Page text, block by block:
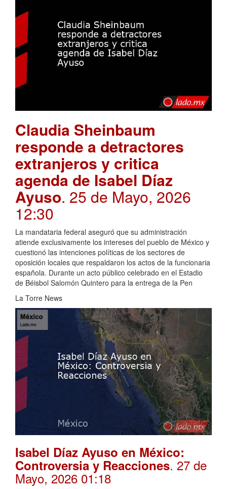
Claudia Sheinbaum
responde a detractores
extranjeros y critica
agenda de Isabel Díaz
Ayuso. 25 de Mayo, 2026
12:30
La mandataria federal aseguró que su administración
atiende exclusivamente los intereses del pueblo de México y
cuestionó las intenciones políticas de los sectores de
oposición locales que respaldaron los actos de la funcionaria
española. Durante un acto público celebrado en el Estadio
de Béisbol Salomón Quintero para la entrega de la Pen
La Torre News
Isabel Díaz Ayuso en México:
Controversia y Reacciones. 27 de
Mayo, 2026 01:18